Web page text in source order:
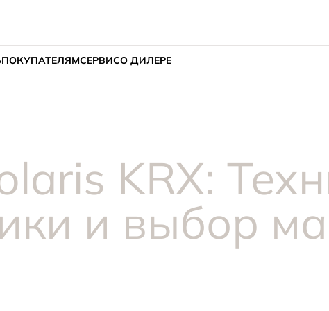
ПОКУПАТЕЛЯМСЕРВИСО ДИЛЕРЕ
KRX:
и выбор